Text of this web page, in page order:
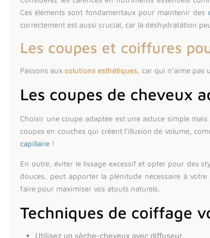
Ces éléments sont fondamentaux pour maintenir des
correctement est aussi crucial, car la déshydratation
Les coupes et coiffures
Passons aux solutions esthétiques, car qui n’aime pas
Les coupes de cheveux
Choisir une coupe adaptée est une astuce simple
coupes en couches qui créent l’illusion de volume,
capillaire !
En outre, éviter le lissage excessif et opter pour des
douces, peut apporter la plénitude nécessaire à
faire pour maximiser vos atouts naturels.
Techniques de coiffage
Utilisez un sèche-cheveux avec diffuseur.